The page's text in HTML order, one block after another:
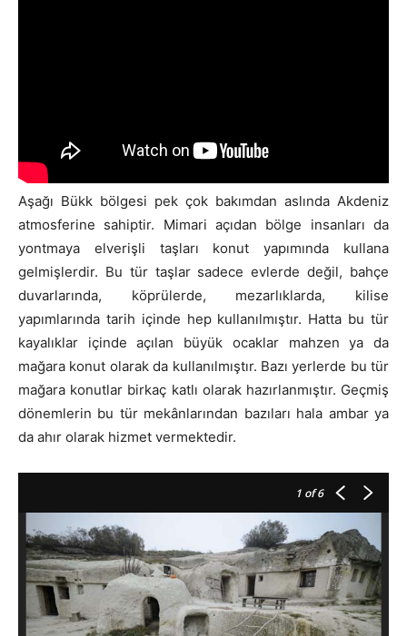
Aşağı Bükk bölgesi pek çok bakımdan aslında Akdeniz
atmosferine sahiptir. Mimari açıdan bölge insanları da
yontmaya elverişli taşları konut yapımında kullana
gelmişlerdir. Bu tür taşlar sadece evlerde değil, bahçe
duvarlarında, köprülerde, mezarlıklarda, kilise
yapımlarında tarih içinde hep kullanılmıştır. Hatta bu tür
kayalıklar içinde açılan büyük ocaklar mahzen ya da
mağara konut olarak da kullanılmıştır. Bazı yerlerde bu tür
mağara konutlar birkaç katlı olarak hazırlanmıştır. Geçmiş
dönemlerin bu tür mekânlarından bazıları hala ambar ya
da ahır olarak hizmet vermektedir.
1 of 6